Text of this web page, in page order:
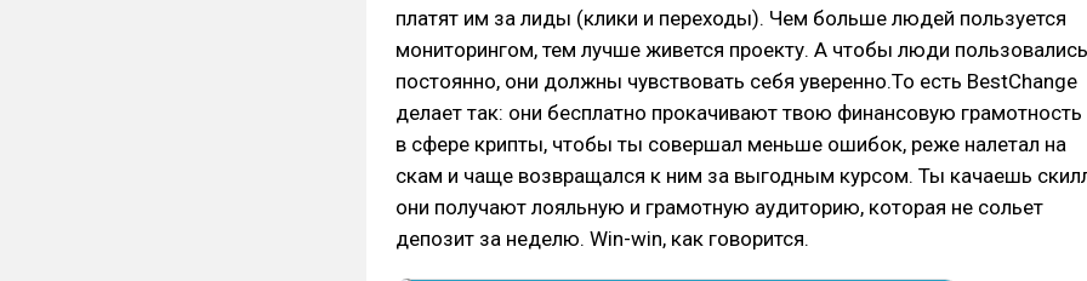
платят им за лиды (клики и переходы). Чем больше людей пользуется
мониторингом, тем лучше живется проекту. А чтобы люди пользовались
постоянно, они должны чувствовать себя уверенно.То есть BestChange
делает так: они бесплатно прокачивают твою финансовую грамотность
в сфере крипты, чтобы ты совершал меньше ошибок, реже налетал на
скам и чаще возвращался к ним за выгодным курсом. Ты качаешь
они получают лояльную и грамотную аудиторию, которая не сольет
депозит за неделю. Win-win, как говорится.